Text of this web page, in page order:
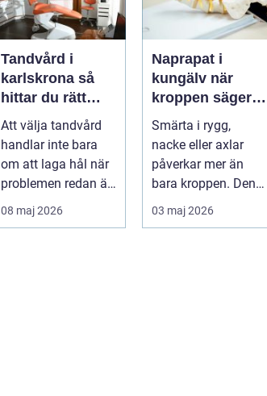
Tandvård i
karlskrona så
hittar du rätt
klinik för
långsiktig
munhälsa
Att välja tandvård
handlar inte bara
om att laga hål när
problemen redan är
ett faktum. Det
handlar ...
08 maj 2026
Naprapat i
kungälv när
kroppen säger
ifrån
Smärta i rygg,
nacke eller axlar
påverkar mer än
bara kroppen. Den
tar energi,
koncentration och
03 maj 2026